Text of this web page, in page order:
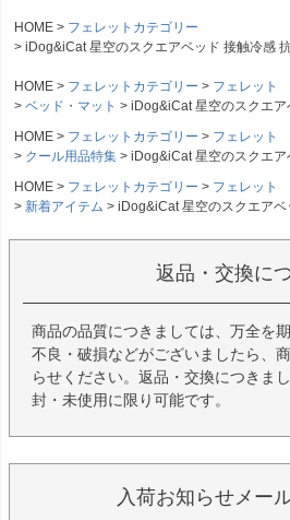
HOME
フェレットカテゴリー
iDog&iCat 星空のスクエアベッド 接触冷感
HOME フェレットカテゴリー
フェレット
ベッド・マット
iDog&iCat 星空のスクエ
HOME
フェレットカテゴリー フェレット
クール用品特集
iDog&iCat 星空のスクエ
HOME
フェレットカテゴリー フェレット
新着アイテム
iDog&iCat 星空のスクエア
返品・交換に
商品の品質につきましては、万全を
不良・破損などがございましたら、
らせください。返品・交換につきま
封・未使用に限り可能です。
入荷お知らせメー